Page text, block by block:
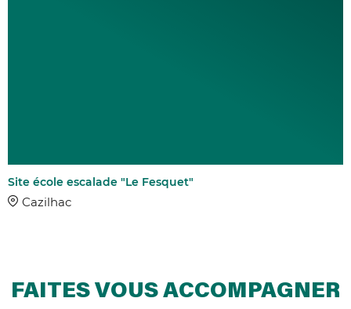
Site école escalade "Le Fesquet"
Cazilhac
FAITES VOUS ACCOMPAGNER